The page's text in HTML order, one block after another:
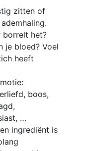
zitten of
borrelt het?
je bloed? Voel
heeft
boos,
…
ingrediënt is